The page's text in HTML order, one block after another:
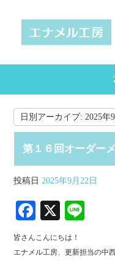
日別アーカイブ:2025年
第１６回オーダー
投稿日 2025年9月22日
Fa
ce
bo
X
皆さんこんにちは！
エナメル工房、更新担当の中西